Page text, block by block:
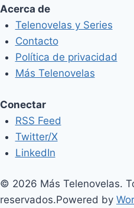
Acerca de
Telenovelas y Series
Contacto
Política de privacidad
Más Telenovelas
Conectar
RSS Feed
Twitter/X
LinkedIn
© 2026 Más Telenovelas.
reservados.Powered by